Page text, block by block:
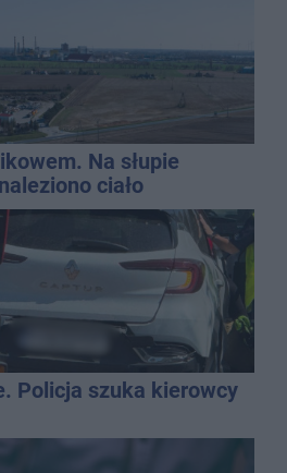
Na słupie
ciało
Policja szuka kierowcy